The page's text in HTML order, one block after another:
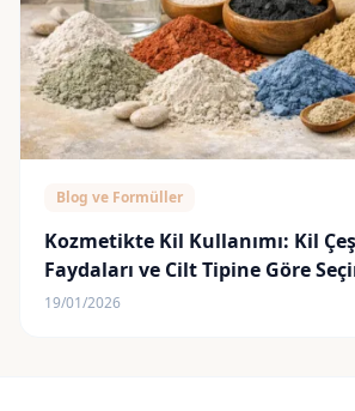
Blog ve Formüller
Kozmetikte Kil Kullanımı: Kil
Faydaları ve Cilt Tipine Göre
19/01/2026